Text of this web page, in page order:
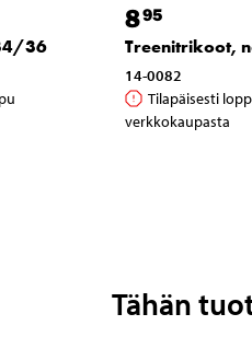
36
895
Treenitrikoot,
14-0082
Tilapäisesti
verkkokaupasta
Tähän